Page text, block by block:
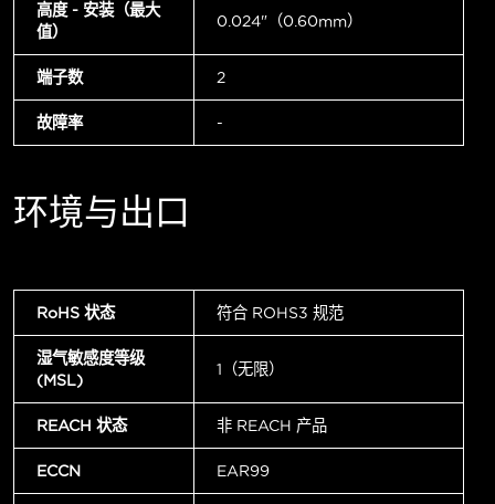
高度 - 安装（最大
值）
0.024"（0.60mm）
端子数 2
故障率 -
环境与出口
RoHS 状态 符合 ROHS3 规范
湿气敏感度等级
(MSL)
1（无限）
REACH 状态 非 REACH 产品
ECCN EAR99